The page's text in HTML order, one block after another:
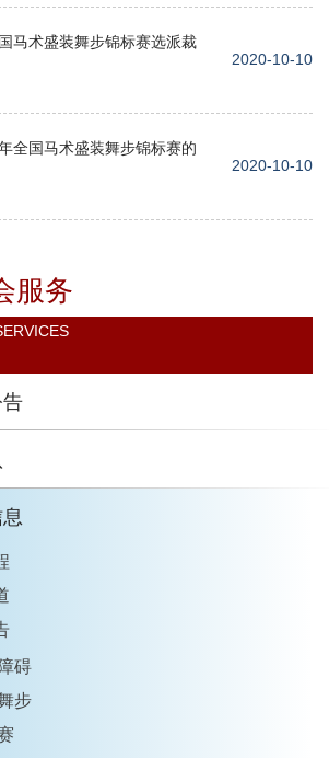
服务
碍
步
马术盛装舞步锦标赛选派裁
2020-10-10
全国马术盛装舞步锦标赛的
2020-10-10